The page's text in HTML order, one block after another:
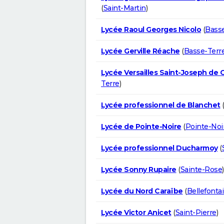
(Saint-Martin)
Lycée Raoul Georges Nicolo (
Lycée Gerville Réache (Basse-
Lycée Versailles Saint-Joseph de
Terre)
Lycée professionnel de Blanchet(
Lycée de Pointe-Noire (Pointe-
Lycée professionnel Ducharmoy(
Lycée Sonny Rupaire (Sainte-Rose)
Lycée du Nord Caraïbe (
Lycée Victor Anicet(Saint-Pierre)